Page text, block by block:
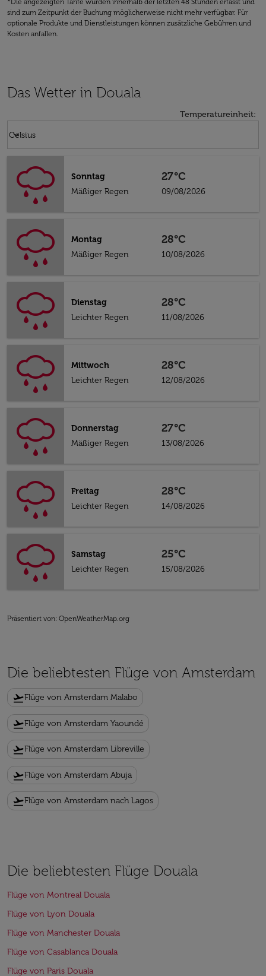
*Die angezeigten Tarife wurden innerhalb der letzten 48 Stunden erfasst und
sind zum Zeitpunkt der Buchung möglicherweise nicht mehr verfügbar. Für
optionale Produkte und Dienstleistungen können zusätzliche Gebühren und
Kosten anfallen.
Das Wetter in Douala
Temperatureinheit:
Celsius
keyboard_arrow_down
Sonntag
Mäßiger Regen
27°C
09/08/2026
Montag
Mäßiger Regen
28°C
10/08/2026
Dienstag
Leichter Regen
28°C
11/08/2026
Mittwoch
Leichter Regen
28°C
12/08/2026
Donnerstag
Mäßiger Regen
27°C
13/08/2026
Freitag
Leichter Regen
28°C
14/08/2026
Samstag
Leichter Regen
25°C
15/08/2026
Präsentiert von: OpenWeatherMap.org
Die beliebtesten Flüge von Amsterdam
flight_takeoffFlüge von Amsterdam Malabo
flight_takeoffFlüge von Amsterdam Yaoundé
flight_takeoffFlüge von Amsterdam Libreville
flight_takeoffFlüge von Amsterdam Abuja
flight_takeoffFlüge von Amsterdam nach Lagos
Die beliebtesten Flüge Douala
Flüge von Montreal Douala
Flüge von Lyon Douala
Flüge von Manchester Douala
Flüge von Casablanca Douala
Flüge von Paris Douala